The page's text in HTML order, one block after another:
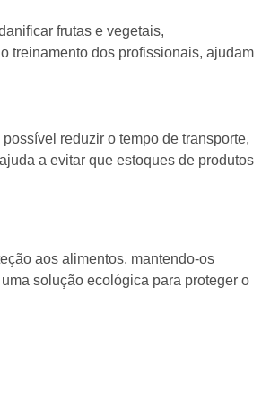
frutas e vegetais,
treinamento dos profissionais, ajudam
reduzir o tempo de transporte,
a evitar que estoques de produtos
aos alimentos, mantendo-os
solução ecológica para proteger o